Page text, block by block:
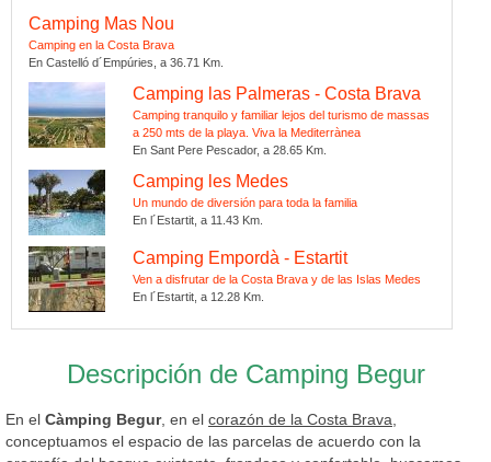
Camping Mas Nou
Camping en la Costa Brava
En Castelló d´Empúries, a 36.71 Km.
Camping las Palmeras - Costa Brava
Camping tranquilo y familiar lejos del turismo de massas
a 250 mts de la playa. Viva la Mediterrànea
En Sant Pere Pescador, a 28.65 Km.
Camping les Medes
Un mundo de diversión para toda la familia
En l´Estartit, a 11.43 Km.
Camping Empordà - Estartit
Ven a disfrutar de la Costa Brava y de las Islas Medes
En l´Estartit, a 12.28 Km.
Descripción de Camping Begur
En el Càmping Begur, en el corazón de la Costa Brava
conceptuamos el espacio de las parcelas de acuerdo con la